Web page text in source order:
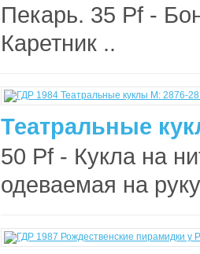
Пекарь. 35 Pf -
Каретник ..
Театральные
50 Pf - Кукла на
одеваемая на